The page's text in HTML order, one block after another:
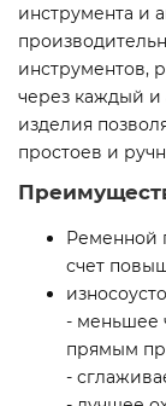
инструмента и
инструментов,
через каждый
изделия
простоев и
Ременной
счет
- меньшее
прямым
-